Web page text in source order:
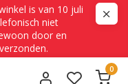
is van 10 juli
niet
door en
0